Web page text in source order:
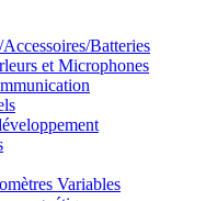
Batteries
et Microphones
Variables